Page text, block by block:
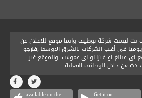
ليست شركة توظيف وانما موقع للاعلان عن
يوميا فى أغلب الشركات بالشرق الاوسط ,فنرجو
مبالغ او فيزا او اى عمولات. والموقع غير
من خلال الوظائف المعلنة.
available on the Get it on